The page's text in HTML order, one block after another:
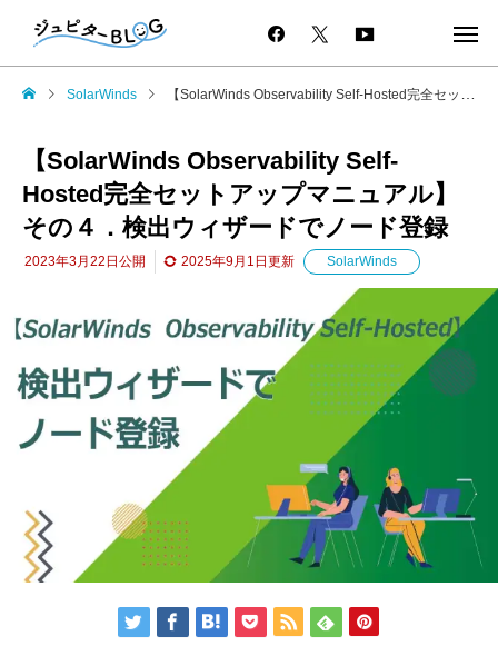
SolarWinds 【SolarWinds Observability Self-Hosted完全セットアップマニュアル】その４．検出ウィザードでノード登録
【SolarWinds Observability Self-
Hosted完全セットアップマニュアル】
その４．検出ウィザードでノード登録
2023年3月22日 公開 2025年9月1日 更新 SolarWinds